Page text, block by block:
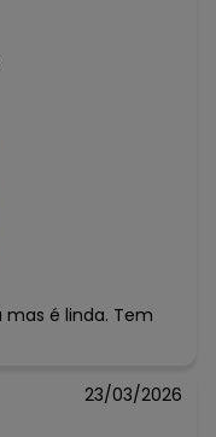
é linda. Tem
23/03/2026